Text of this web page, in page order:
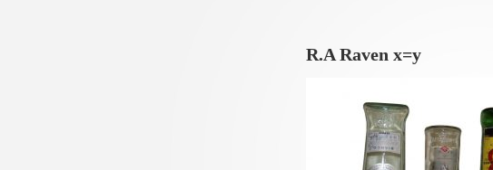
R.A Raven x=y